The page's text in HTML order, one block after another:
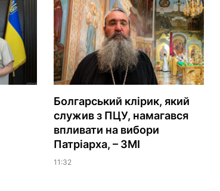
Болгарський клірик, який
служив з ПЦУ, намагався
впливати на вибори
Патріарха, – ЗМІ
11:32